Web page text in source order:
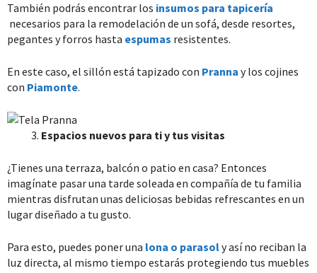
También podrás encontrar los insumos para tapicería
necesarios para la remodelación de un sofá, desde resortes,
pegantes y forros hasta espumas resistentes.
En este caso, el sillón está tapizado con Pranna y los cojines
con Piamonte.
Espacios nuevos para ti y tus visitas
¿Tienes una terraza, balcón o patio en casa? Entonces
imagínate pasar una tarde soleada en compañía de tu familia
mientras disfrutan unas deliciosas bebidas refrescantes en un
lugar diseñado a tu gusto.
Para esto, puedes poner una lona o parasoly así no reciban la
luz directa, al mismo tiempo estarás protegiendo tus muebles